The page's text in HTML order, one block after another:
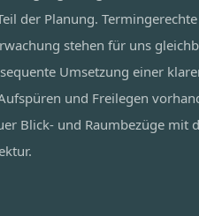
der Planung.
stehen für uns
Umsetzung einer
und Freilegen
Blick- und Raumbezüge mit